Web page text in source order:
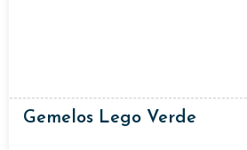
Gemelos Lego Verde